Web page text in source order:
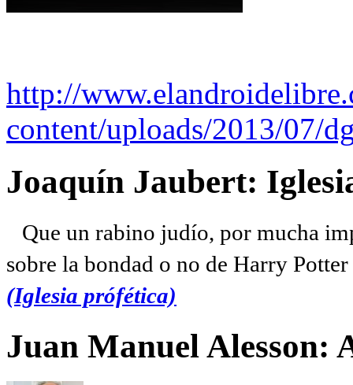
http://
content/uploads/2013/07/
Joaquín Jaubert:
Que un rabino judío, por mucha
sobre la bondad o no de Harry
(Iglesia prófética)
Juan Manuel Alesson: